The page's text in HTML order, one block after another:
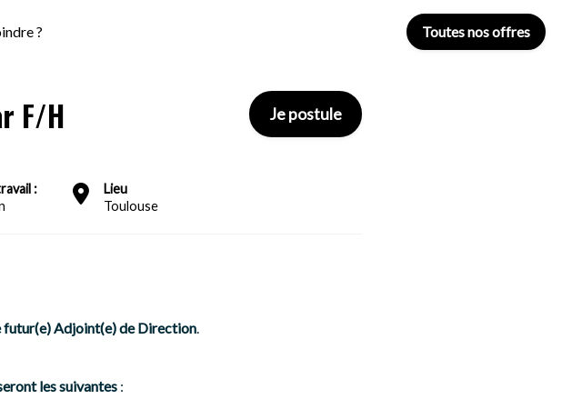
? Toutes nos offres
F/H Je postule
:
Lieu
Toulouse
futur(e) Adjoint(e) de Direction.
les suivantes :